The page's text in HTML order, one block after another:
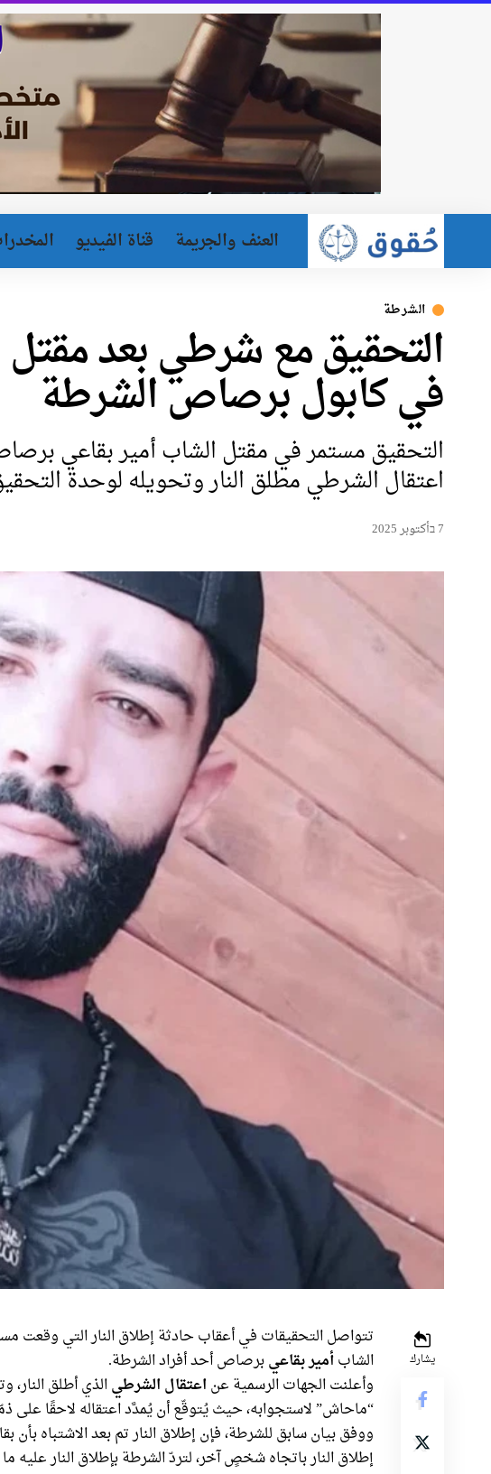
العنف والجريمة قناة الفيديو
الشرطة
التحقيق مع شرطي بعد مقتل
في كابول برصاص الشرطة
التحقيق مستمر في مقتل الشاب أمير بقاعي
اعتقال الشرطي مطلق النار وتحويله لوحدة
7 בأكتوبر 2025
يشارك
تتواصل التحقيقات في أعقاب حادثة إطلاق النار التي وقعت
الشابأمير بقاعيبرصاص أحد أفراد الشرطة.
وأعلنت الجهات الرسمية عن اعتقال الشرطيالذي أطلق
“ماحاش” لاستجوابه، حيث يُتوقّع أن يُمدَّد اعتقاله لاحقًا على
ووفق بيان سابق للشرطة، فإن إطلاق النار تم بعد الاشتباه بأن
إطلاق النار باتجاه شخصٍ آخر، لتردّ الشرطة بإطلاق النار عليه